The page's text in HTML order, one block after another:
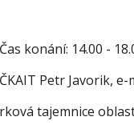
konání: 14.00 -
Petr Javorik, e-
tajemnice